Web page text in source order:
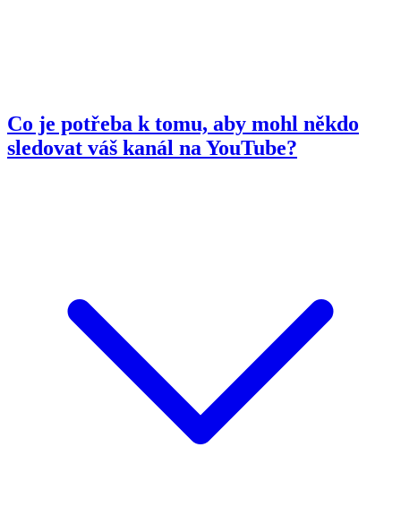
Co je potřeba k tomu, aby mohl někdo
sledovat váš kanál na YouTube?